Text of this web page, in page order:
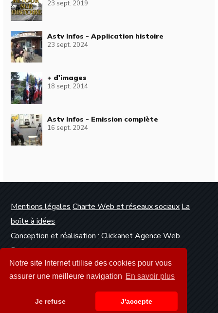
Notre site Internet utilise des cookies pour vous
assurer une meilleure navigation En savoir plus
Je refuse J'accepte
23 sept. 2019
Astv Infos - Application histoire
23 sept. 2024
+ d'images
18 sept. 2014
Astv Infos - Emission complète
16 sept. 2024
Mentions légales Charte Web et réseaux sociaux La
boîte à idées
Conception et réalisation :Clickanet Agence Web
Dunkerque